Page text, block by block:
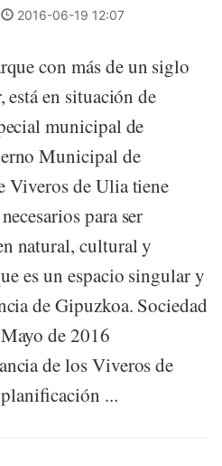
2016-06-19 12:07
con más de un siglo
está en situación de
municipal de
Municipal de
Viveros de Ulia tiene
para ser
natural, cultural y
es un espacio singular y
de Gipuzkoa. Sociedad
de 2016
de los Viveros de
...